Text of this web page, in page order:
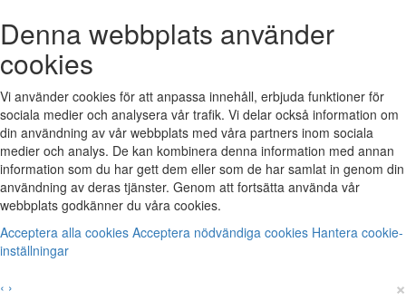
Denna webbplats använder
cookies
Vi använder cookies för att anpassa innehåll, erbjuda funktioner för
sociala medier och analysera vår trafik. Vi delar också information om
din användning av vår webbplats med våra partners inom sociala
medier och analys. De kan kombinera denna information med annan
information som du har gett dem eller som de har samlat in genom din
användning av deras tjänster. Genom att fortsätta använda vår
webbplats godkänner du våra cookies.
Acceptera alla cookies Acceptera nödvändiga cookies Hantera cookie-
inställningar
‹ › ×